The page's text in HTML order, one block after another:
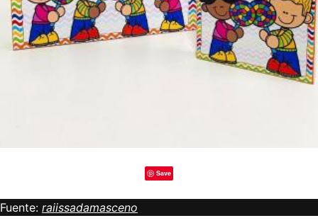
Save
Fuente: raiissadamasceno